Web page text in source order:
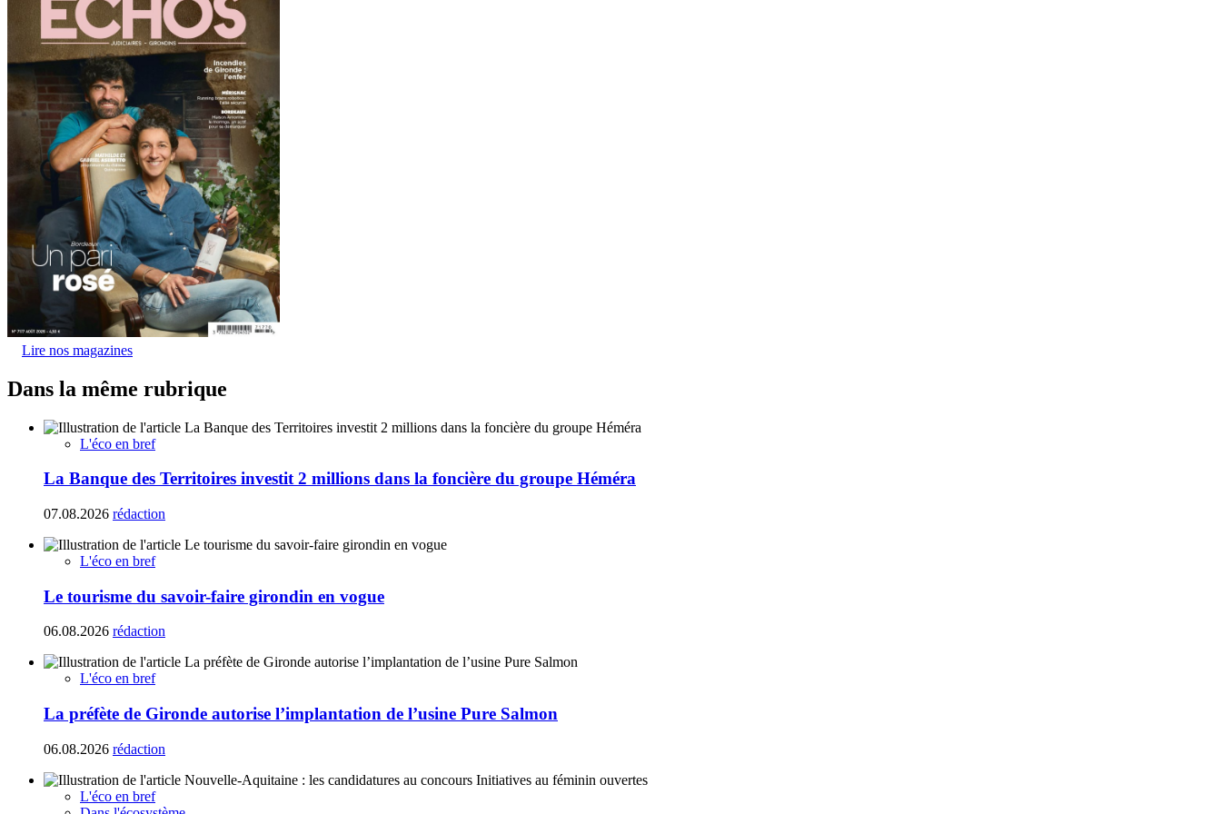
Lire nos magazines
Dans la même rubrique
L'éco en bref
La Banque des Territoires investit 2 millions dans la foncière du groupe Héméra
07.08.2026 rédaction
L'éco en bref
Le tourisme du savoir-faire girondin en vogue
06.08.2026 rédaction
L'éco en bref
La préfète de Gironde autorise l’implantation de l’usine Pure Salmon
06.08.2026 rédaction
L'éco en bref